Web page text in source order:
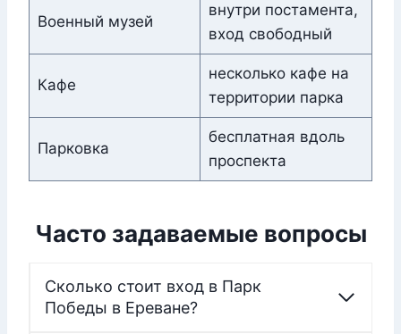
Военный музей
внутри постамента,
вход свободный
Кафе
несколько кафе на
территории парка
Парковка
бесплатная вдоль
проспекта
Часто задаваемые вопросы
Сколько стоит вход в Парк
Победы в Ереване?